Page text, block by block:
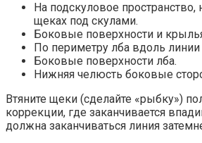
На подскуловое
щеках под скулами.
Боковые поверхности и
По периметру лба вдоль линии
Боковые поверхности лба.
Нижняя челюсть боковые
Втяните щеки (сделайте «рыбку»)
коррекции, где заканчивается
должна заканчиваться линия